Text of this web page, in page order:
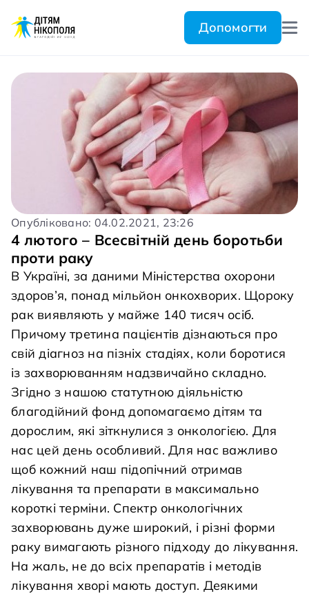
Допомогти
Опубліковано: 04.02.2021, 23:26
4 лютого – Всесвітній день боротьби
проти раку
В Україні, за даними Міністерства охорони
здоров’я, понад мільйон онкохворих. Щороку
рак виявляють у майже 140 тисяч осіб.
Причому третина пацієнтів дізнаються про
свій діагноз на пізніх стадіях, коли боротися
із захворюванням надзвичайно складно.
Згідно з нашою статутною діяльністю
благодійний фонд допомагаємо дітям та
дорослим, які зіткнулися з онкологією. Для
нас цей день особливий. Для нас важливо
щоб кожний наш підопічний отримав
лікування та препарати в максимально
короткі терміни. Спектр онкологічних
захворювань дуже широкий, і різні форми
раку вимагають різного підходу до лікування.
На жаль, не до всіх препаратів і методів
лікування хворі мають доступ. Деякими